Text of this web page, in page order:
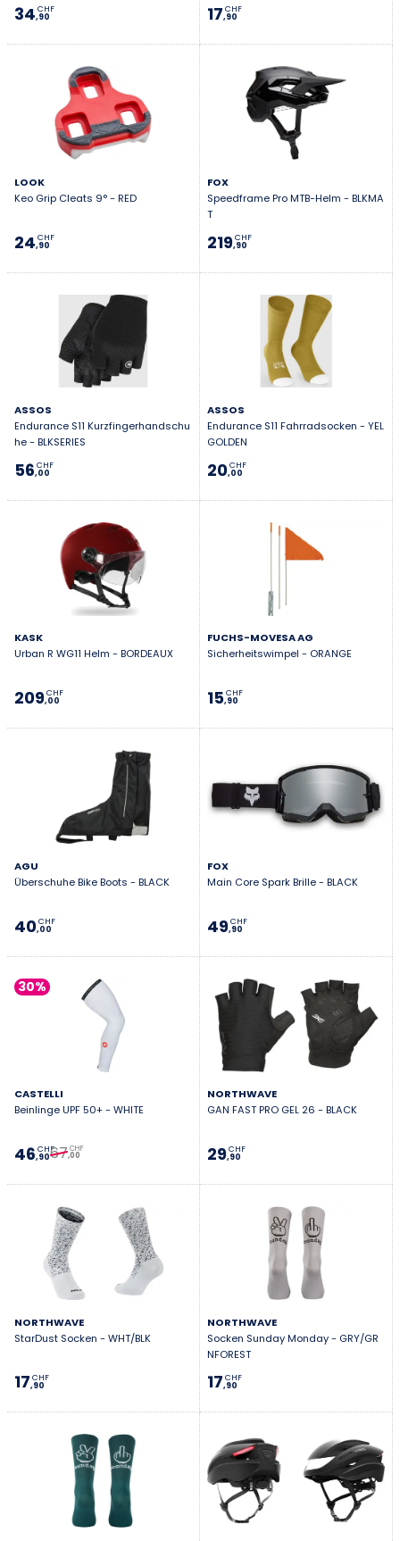
34,90
CHF 17,90
CHF
LOOK
Keo Grip Cleats 9° - RED
24,90
CHF
FOX
Speedframe Pro MTB-Helm - BLKMA
T
219,90
CHF
ASSOS
Endurance S11 Kurzfingerhandschu
he - BLKSERIES
56,00
CHF
ASSOS
Endurance S11 Fahrradsocken - YEL
GOLDEN
20,00
CHF
KASK
Urban R WG11 Helm - BORDEAUX
209,00
CHF
FUCHS-MOVESA AG
Sicherheitswimpel - ORANGE
15,90
CHF
AGU
Überschuhe Bike Boots - BLACK
40,00
CHF
FOX
Main Core Spark Brille - BLACK
49,90
CHF
30%
CASTELLI
Beinlinge UPF 50+ - WHITE
46,90
CHF67,00
CHF
NORTHWAVE
GAN FAST PRO GEL 26 - BLACK
29,90
CHF
NORTHWAVE
StarDust Socken - WHT/BLK
17,90
CHF
NORTHWAVE
Socken Sunday Monday - GRY/GR
NFOREST
17,90
CHF